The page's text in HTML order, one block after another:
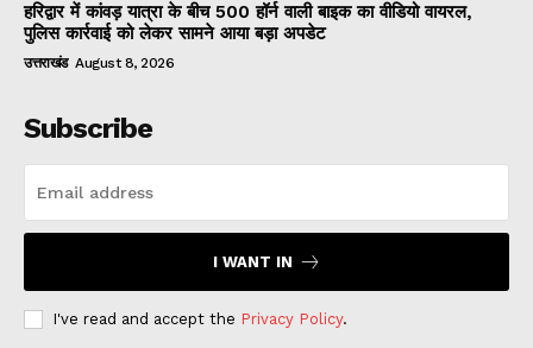
हरिद्वार में कांवड़ यात्रा के बीच 500 हॉर्न वाली बाइक का वीडियो वायरल,
पुलिस कार्रवाई को लेकर सामने आया बड़ा अपडेट
उत्तराखंड August 8, 2026
Subscribe
I WANT IN
I've read and accept the Privacy Policy.